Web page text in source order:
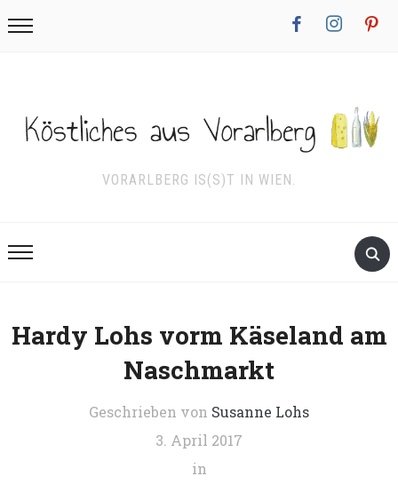
facebook instagrampinterest
VORARLBERG IS(S)T IN WIEN.
Hardy Lohs vorm Käseland am
Naschmarkt
Geschrieben von Susanne Lohs
3. April 2017
in